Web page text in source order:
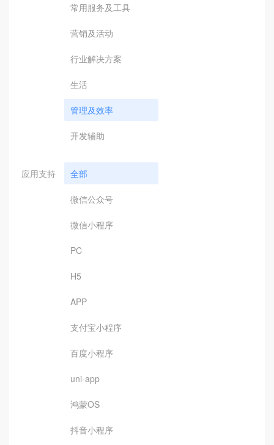
常用服务及工具
营销及活动
行业解决方案
生活
管理及效率
开发辅助
应用支持 全部
微信公众号
微信小程序
PC
H5
APP
支付宝小程序
百度小程序
uni-app
鸿蒙OS
抖音小程序